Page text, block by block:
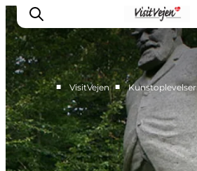
Spise
Sove
Natur
■ VisitVejen ■ Kunstoplevelser